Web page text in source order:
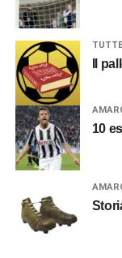
Il
10